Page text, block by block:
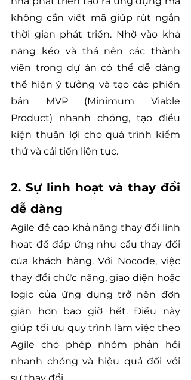
không cần viết mã giúp rút ngắn
thời gian phát triển. Nhờ vào khả
năng kéo và thả nên các thành
viên trong dự án có thể dễ dàng
thể hiện ý tưởng và tạo các phiên
bản MVP (Minimum Viable
Product) nhanh chóng, tạo điều
kiện thuận lợi cho quá trình kiểm
thử và cải tiến liên tục.
2. Sự linh hoạt và thay đổi
dễ dàng
Agile đề cao khả năng thay đổi linh
hoạt để đáp ứng nhu cầu thay đổi
của khách hàng. Với Nocode, việc
thay đổi chức năng, giao diện hoặc
logic của ứng dụng trở nên đơn
giản hơn bao giờ hết. Điều này
giúp tối ưu quy trình làm việc theo
Agile cho phép nhóm phản hồi
nhanh chóng và hiệu quả đối với